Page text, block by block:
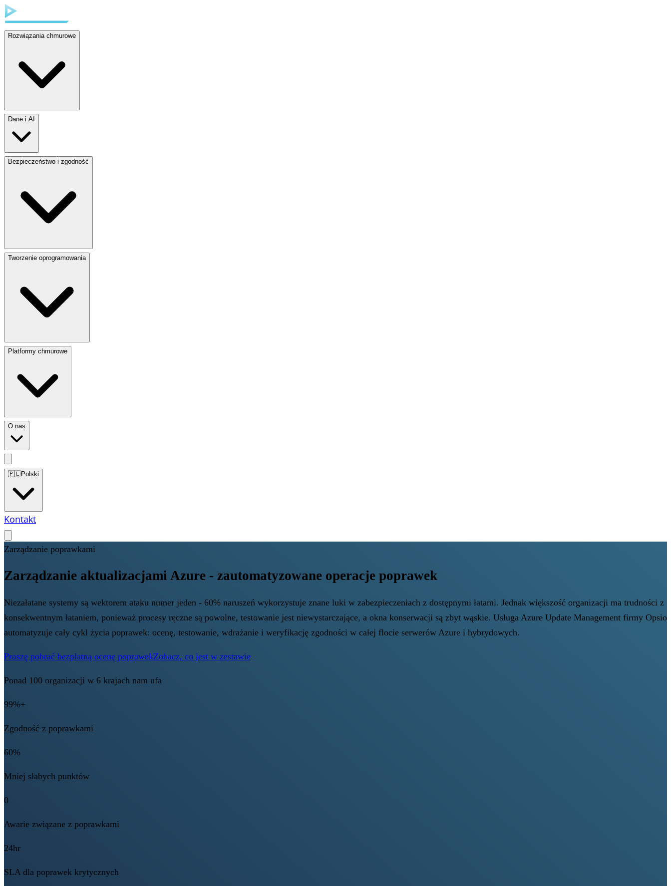
Rozwiązania chmurowe
Dane i AI
Bezpieczeństwo i zgodność
Tworzenie oprogramowania
Platformy chmurowe
O nas
🇵🇱Polski
Kontakt
Zarządzanie poprawkami
Zarządzanie aktualizacjami Azure - zautomatyzowane operacje poprawek
Niezałatane systemy są wektorem ataku numer jeden - 60% naruszeń wykorzystuje znane luki w zabezpieczeniach z dostępnymi łatami. Jednak większość organizacji ma trudności z
konsekwentnym łataniem, ponieważ procesy ręczne są powolne, testowanie jest niewystarczające, a okna konserwacji są zbyt wąskie. Usługa Azure Update Management firmy Opsio
automatyzuje cały cykl życia poprawek: ocenę, testowanie, wdrażanie i weryfikację zgodności w całej flocie serwerów Azure i hybrydowych.
Proszę pobrać bezpłatną ocenę poprawekZobacz, co jest w zestawie
Ponad 100 organizacji w 6 krajach nam ufa
99%+
Zgodność z poprawkami
60%
Mniej słabych punktów
0
Awarie związane z poprawkami
24hr
SLA dla poprawek krytycznych